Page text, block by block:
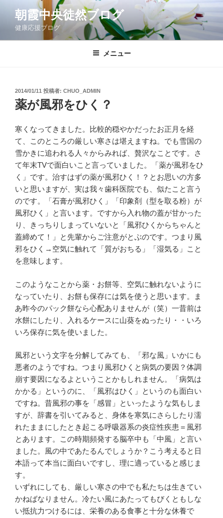
ン
朝霞中央徒然ブログ
健康応援ブログ
メニュー
投
稿
日:
2014/01/11 投稿者: CHUO_ADMIN
薬が風邪をひく？
寒くなってきました。比較的穏やかだったお正月を経
て、このところの厳しい寒さは堪えますね。でも雪国の
雪かきに追われる人々からみれば、贅沢なことです。さ
て年末TVで面白いこと言っていました。「薬が風邪をひ
く」です。治すはずの薬が風邪ひく！？とお思いの方多
いと思いますが、実は我々歯科医院でも、似たこと言う
のです。「石膏が風邪ひく」「印象剤（型を取る粉）が
風邪ひく」と言います。ですから入れ物の蓋が甘かった
り、きっちりしまっていないと「風邪ひくからちゃんと
蓋締めて！」と先輩からご注意がとぶのです。つまり風
邪をひく→空気に触れて「質がおちる」「湿気る」こと
を意味します。
このようなことから薬・お餅等、空気に触れないように
なっていたり、お餅も保存には気を使うと思います。ま
あ昨今のパック餅なら心配ありませんが（笑）一昔前は
水餅にしたり、入れるケースに山葵をぬったり・・いろ
いろ保存に気を使いました。
風邪という文字を分解してみても、「邪な風」いかにも
悪者のようですね。つまり風邪ひくと病気の要因？体調
崩す要因になるよということかもしれません。「病気は
かかる」というのに、「風邪はひく」というのも面白い
ですね。昔風邪の事を「感冒」といったような気もしま
すが、辞書を引いてみると、身体を寒気にさらしたり濡
れたままにしたとき起こる呼吸器系の炎症性疾患＝風邪
とあります。この時期頻発する脳卒中も「中風」と言い
ました。風の中であたるんでしょうか？こう考えると日
本語って本当に面白いですし、理に適っていると感じま
す。
いずれにしても、厳しい寒さの中でも私たちは生きてい
かねばなりません。冷たい風にあたってもびくともしな
い抵抗力つけるには、栄養のある食事と十分な休養で